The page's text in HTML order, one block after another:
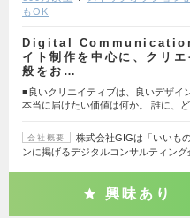
もOK
Digital Communication
イト制作を中心に、クリ
般をお…
■良いクリエイティブは、良いデザイ
本当に届けたい価値は何か。 誰に、
会社概要
株式会社GIGは「いいも
ンに掲げるデジタルコンサルティン
興味あり